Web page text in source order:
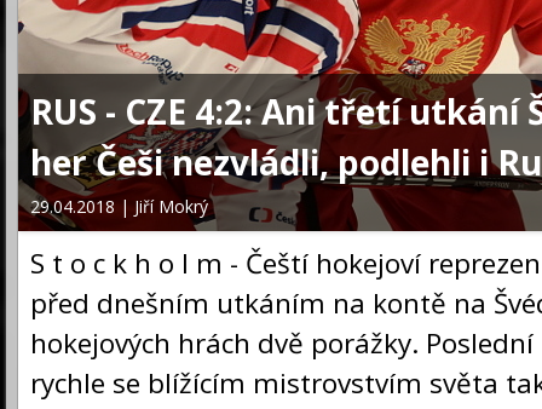
RUS - CZE 4:2: Ani třetí utkání
her Češi nezvládli, podlehli i
29.04.2018 | Jiří Mokrý
S t o c k h o l m - Čeští hokejoví
před dnešním utkáním na kontě na
hokejových hrách dvě porážky.
rychle se blížícím mistrovstvím světa